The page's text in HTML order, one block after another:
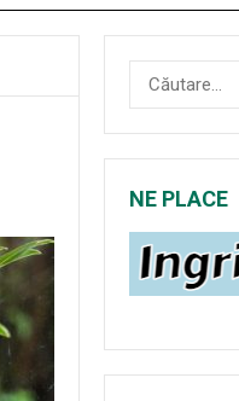
Caută
după:
NE PLACE